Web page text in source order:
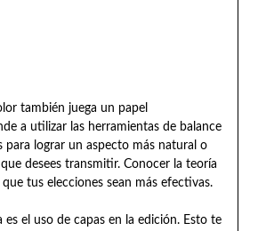
también juega un papel
a utilizar las herramientas de balance
para lograr un aspecto más natural o
desees transmitir. Conocer la teoría
tus elecciones sean más efectivas.
es el uso de capas en la edición. Esto te